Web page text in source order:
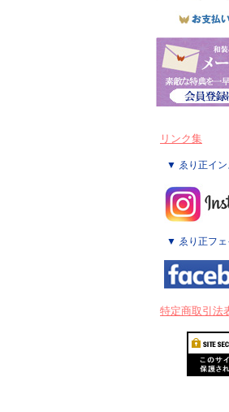
リンク集
▼ ゑり正イン
▼ ゑり正フェ
特定商取引法